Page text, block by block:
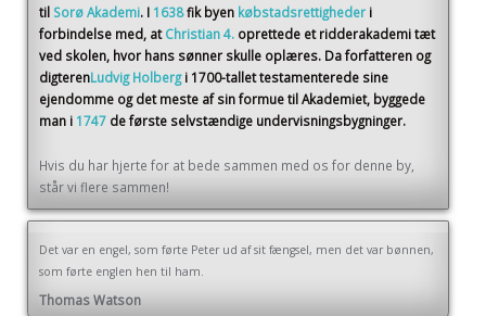
til Sorø Akademi. I 1638fik byen købstadsrettigheder i
forbindelse med, at Christian 4. oprettede et ridderakademi tæt
ved skolen, hvor hans sønner skulle oplæres. Da forfatteren og
digterenLudvig Holberg i 1700-tallet testamenterede sine
ejendomme og det meste af sin formue til Akademiet, byggede
man i 1747 de første selvstændige undervisningsbygninger.
Hvis du har hjerte for at bede sammen med os for denne by,
står vi flere sammen!
Det var en engel, som førte Peter ud af sit fængsel, men det var bønnen,
som førte englen hen til ham.
Thomas Watson